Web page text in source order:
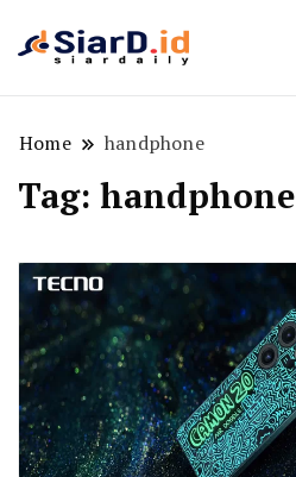
Home handphone
Tag: handphone